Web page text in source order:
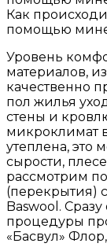
Как
помощью
Уровень
материалов,
качественно
пол жилья
стены и
микроклимат
утеплена, это
сырости,
рассмотрим
(перекрытия)
Baswool.
процедуры
«Басвул»